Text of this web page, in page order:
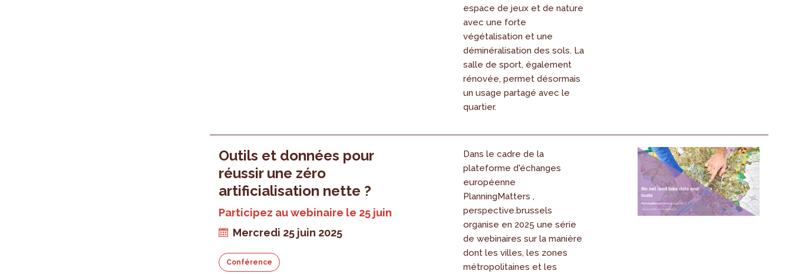
espace de jeux et de nature
avec une forte
végétalisation et une
déminéralisation des sols. La
salle de sport, également
rénovée, permet désormais
un usage partagé avec le
quartier.
Outils et données pour
réussir une zéro
artificialisation nette ?
Participez au webinaire le 25 juin
Mercredi 25 juin 2025
Conférence
Dans le cadre de la
plateforme d'échanges
européenne
PlanningMatters ,
perspective.brussels
organise en 2025 une série
de webinaires sur la manière
dont les villes, les zones
métropolitaines et les